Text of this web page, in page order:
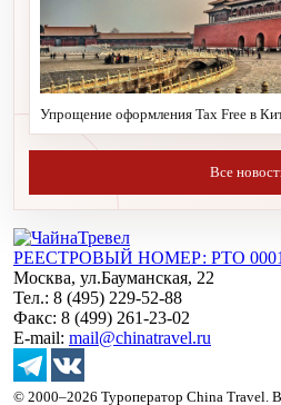
Упрощение оформления Tax Free в
Все
РЕЕСТРОВЫЙ НОМЕР: РТО
Москва, ул.Бауманская, 22
Тел.: 8 (495) 229-52-88
Факс: 8 (499) 261-23-02
E-mail: mail@chinatravel.ru
© 2000–2026 Туроператор China Travel.